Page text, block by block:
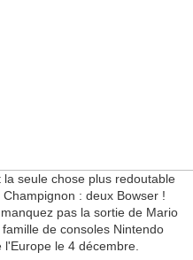
seule chose plus redoutable
: deux Bowser !
pas la sortie de Mario
de consoles Nintendo
le 4 décembre.